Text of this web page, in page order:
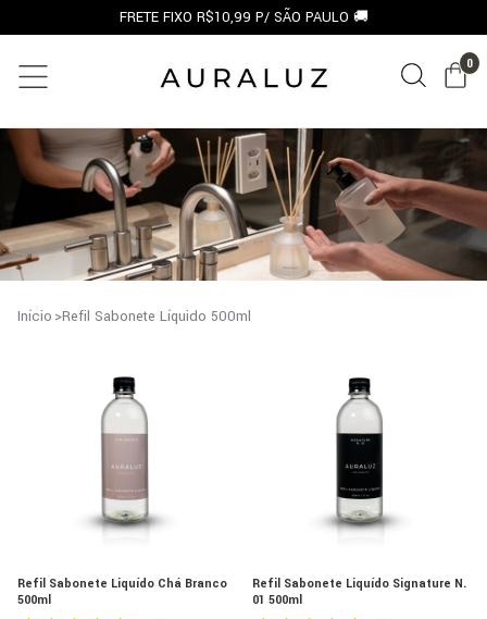
FRETE FIXO R$10,99 P/ SÃO PAULO 🚚
0
Início >Refil Sabonete Líquido 500ml
Refil Sabonete Liquído Chá Branco
500ml
Refil Sabonete Liquído Signature N.
01 500ml